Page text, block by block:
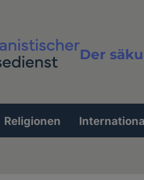
Der
Religionen